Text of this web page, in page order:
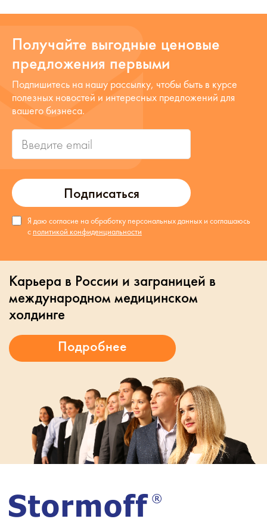
Получайте выгодные ценовые
предложения первыми
Подписаться
Подпишитесь на нашу рассылку, чтобы быть в курсе
полезных новостей и интересных предложений для
вашего бизнеса.
Я даю согласие на обработку персональных данных и соглашаюсь
с политикой конфиденциальности
Карьера в России и заграницей в
международном медицинском
холдинге